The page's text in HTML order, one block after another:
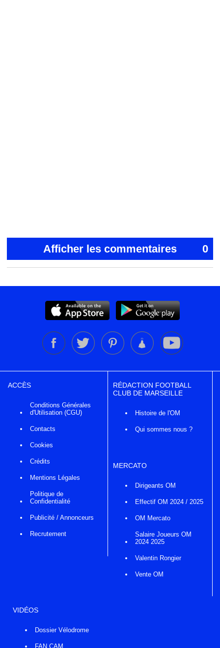
Afficher les commentaires 0
ACCÈS
Conditions Générales
d'Utilisation (CGU)
Contacts
Cookies
Crédits
Mentions Légales
Politique de
Confidentialité
Publicité / Annonceurs
Recrutement
RÉDACTION FOOTBALL
CLUB DE MARSEILLE
Histoire de l'OM
Qui sommes nous ?
MERCATO
Dirigeants OM
Effectif OM 2024 / 2025
OM Mercato
Salaire Joueurs OM
2024 2025
Valentin Rongier
Vente OM
VIDÉOS
Dossier Vélodrome
FAN CAM